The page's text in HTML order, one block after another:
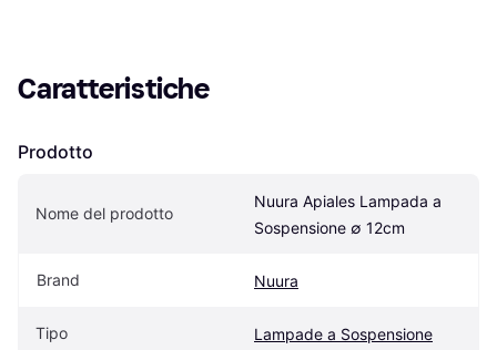
Caratteristiche
Prodotto
Nome del prodotto
Nuura Apiales Lampada a
Sospensione ∅ 12cm
Brand Nuura
Tipo Lampade a Sospensione